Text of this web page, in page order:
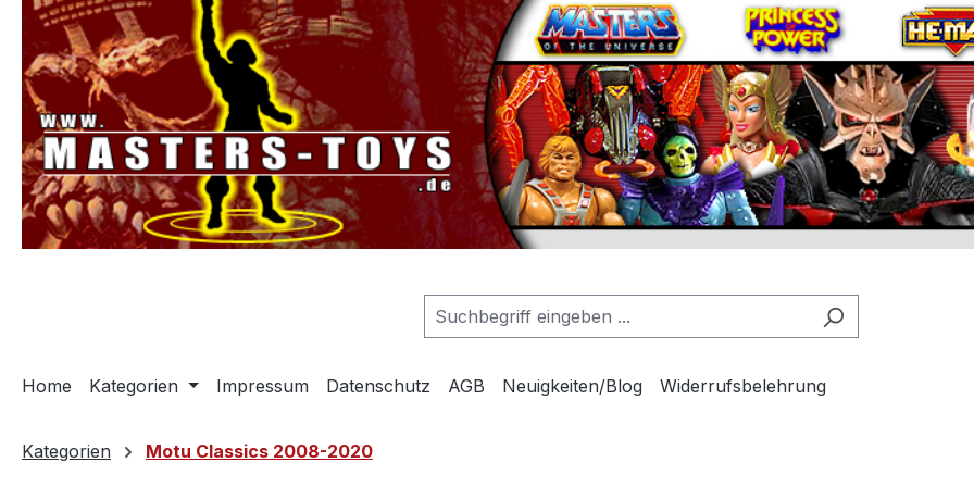
Zur Hauptnavigation springen
Home Kategorien Impressum Datenschutz AGB Neuigkeiten/Blog Widerrufsbelehrung
Kategorien Motu Classics 2008-2020